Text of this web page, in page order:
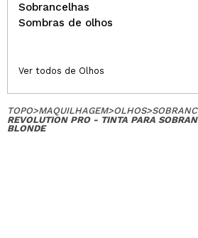
Sobrancelhas
Sombras de olhos
Ver todos de Olhos
TOPO>MAQUILHAGEM>OLHOS>
REVOLUTION PRO - TINTA PARA
BLONDE